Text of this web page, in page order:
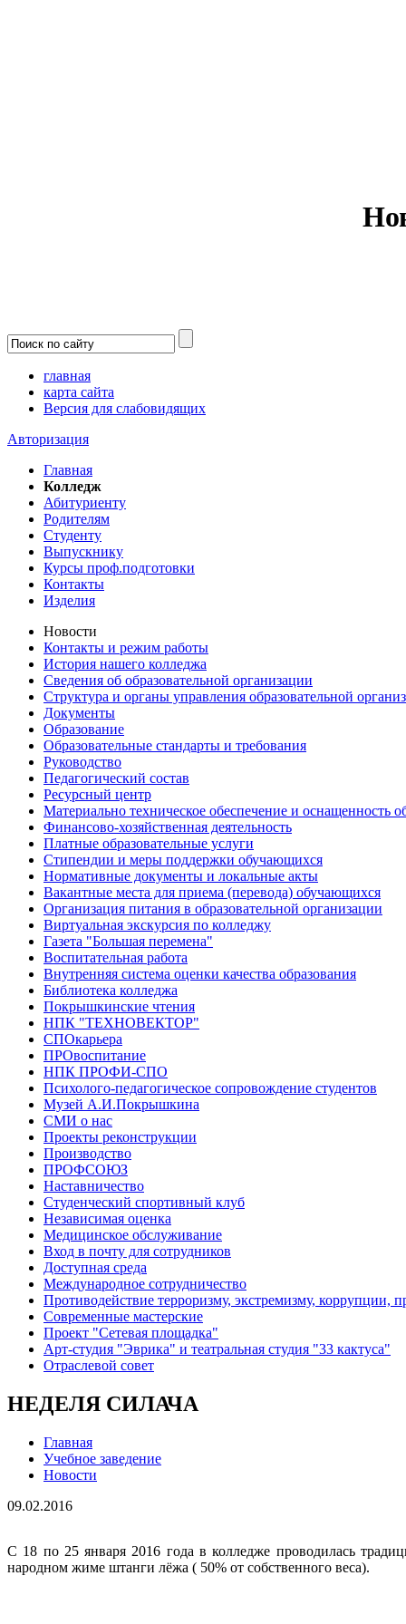
главная
карта сайта
Версия для слабовидящих
Авторизация
Главная
Колледж
Абитуриенту
Родителям
Студенту
Выпускнику
Курсы проф.подготовки
Контакты
Изделия
Новости
Контакты и режим работы
История нашего колледжа
Сведения об образовательной организации
Структура и органы управления образовательной
Документы
Образование
Образовательные стандарты и требования
Руководство
Педагогический состав
Ресурсный центр
Материально техническое обеспечение и оснащенность
Финансово-хозяйственная деятельность
Платные образовательные услуги
Стипендии и меры поддержки обучающихся
Нормативные документы и локальные акты
Вакантные места для приема (перевода) обучающихся
Организация питания в образовательной организации
Виртуальная экскурсия по колледжу
Газета "Большая перемена"
Воспитательная работа
Внутренняя система оценки качества образования
Библиотека колледжа
Покрышкинские чтения
НПК "ТЕХНОВЕКТОР"
СПОкарьера
ПРОвоспитание
НПК ПРОФИ-СПО
Психолого-педагогическое сопровождение студентов
Музей А.И.Покрышкина
СМИ о нас
Проекты реконструкции
Производство
ПРОФСОЮЗ
Наставничество
Студенческий спортивный клуб
Независимая оценка
Медицинское обслуживание
Вход в почту для сотрудников
Доступная среда
Международное сотрудничество
Противодействие терроризму, экстремизму, коррупции,
Современные мастерские
Проект "Сетевая площадка"
Арт-студия "Эврика" и театральная студия "33 кактуса"
Отраслевой совет
НЕДЕЛЯ СИЛАЧА
Главная
Учебное заведение
Новости
09.02.2016
С 18 по 25 января 2016 года в колледже проводилась
народном жиме штанги лёжа ( 50% от собственного веса).